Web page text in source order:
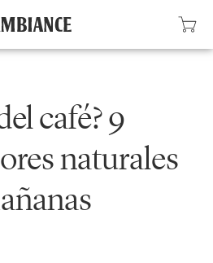
café? 9
naturales